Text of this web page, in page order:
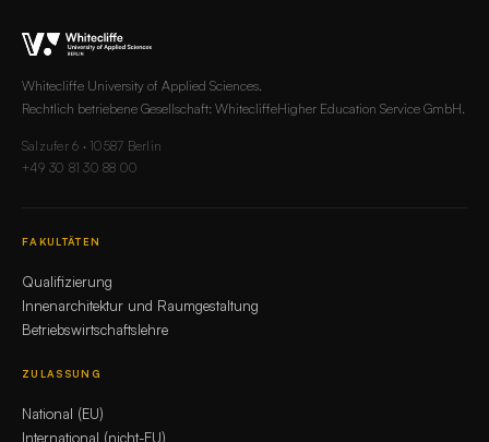
Whitecliffe University of Applied Sciences.
Rechtlich betriebene Gesellschaft: WhitecliffeHigher Education Service GmbH.
Salzufer 6 · 10587 Berlin
+49 30 81 30 88 00
FAKULTÄTEN
Qualifizierung
Innenarchitektur und Raumgestaltung
Betriebswirtschaftslehre
ZULASSUNG
National (EU)
International (nicht-EU)